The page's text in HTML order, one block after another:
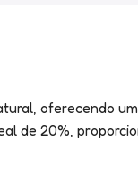
oferecendo
de 20%,